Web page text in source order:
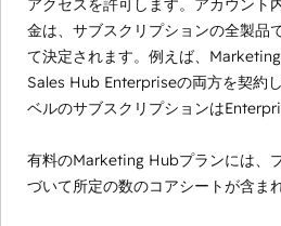
アクセスを許可します。アカウント
金は、サブスクリプションの全製品
て決定されます。例えば、
Sales Hub Enterpriseの両方を契約
ベルのサブスクリプションは
有料のMarketing Hubプランには、
づいて所定の数のコアシートが含ま